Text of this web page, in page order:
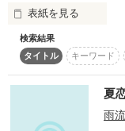
表紙を見る
satellite[サテライト]
検索結果
タイトル
キーワード
夏
雨流